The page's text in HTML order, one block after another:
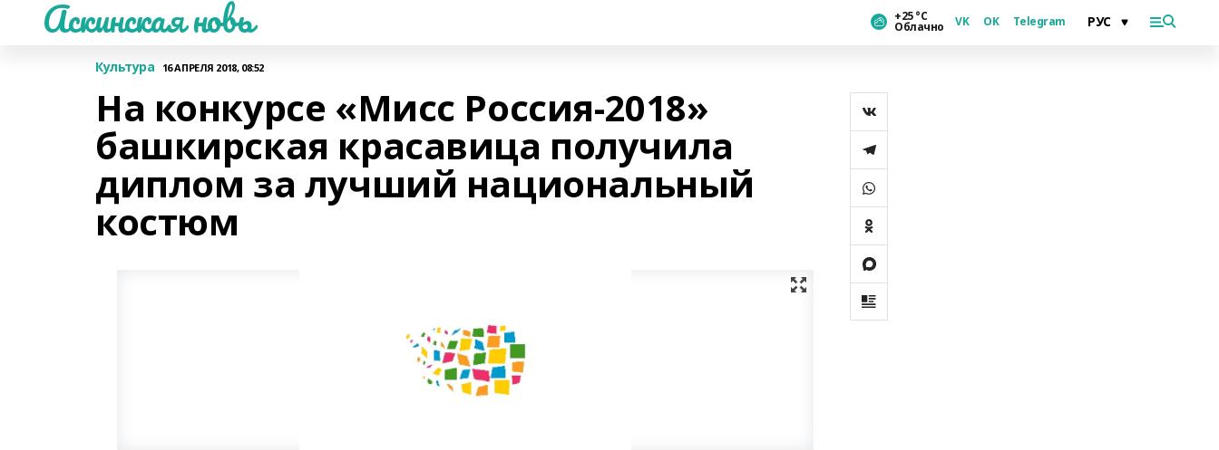
Аскинская новь +25 °С
Облачно VK OK Telegram
Культура 16 АПРЕЛЯ 2018, 08:52
На конкурсе «Мисс Россия-2018»
башкирская красавица получила
диплом за лучший национальный
костюм